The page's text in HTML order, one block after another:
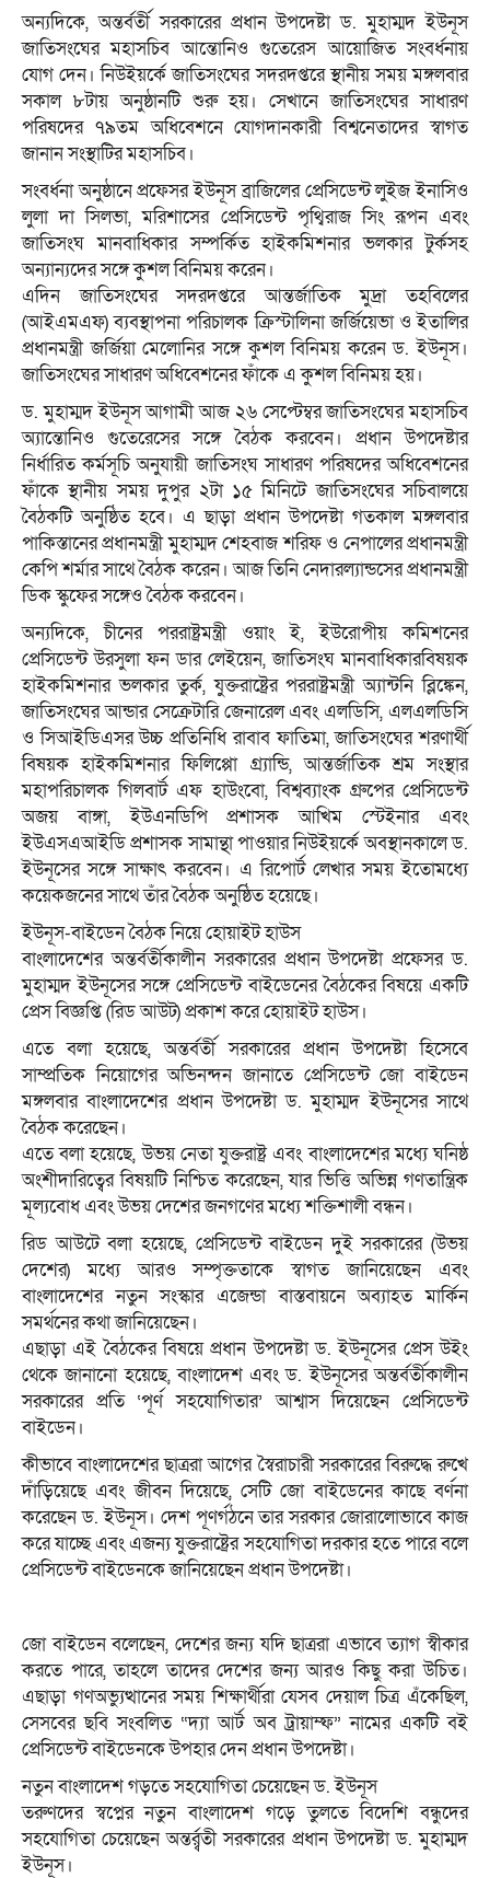
অন্যদিকে, অন্তর্বর্তী সরকারের প্রধান উপদেষ্টা ড. মুহাম্মদ ইউনূস
জাতিসংঘের মহাসচিব আন্তোনিও গুতেরেস আয়োজিত সংবর্ধনায়
যোগ দেন। নিউইয়র্কে জাতিসংঘের সদরদপ্তরে স্থানীয় সময় মঙ্গলবার
সকাল ৮টায় অনুষ্ঠানটি শুরু হয়। সেখানে জাতিসংঘের সাধারণ
পরিষদের ৭৯তম অধিবেশনে যোগদানকারী বিশ্বনেতাদের স্বাগত
জানান সংস্থাটির মহাসচিব।
সংবর্ধনা অনুষ্ঠানে প্রফেসর ইউনূস ব্রাজিলের প্রেসিডেন্ট লুইজ ইনাসিও
লুলা দা সিলভা, মরিশাসের প্রেসিডেন্ট পৃথ্বিরাজ সিং রূপন এবং
জাতিসংঘ মানবাধিকার সম্পর্কিত হাইকমিশনার ভলকার টুর্কসহ
অন্যান্যদের সঙ্গে কুশল বিনিময় করেন।
এদিন জাতিসংঘের সদরদপ্তরে আন্তর্জাতিক মুদ্রা তহবিলের
(আইএমএফ) ব্যবস্থাপনা পরিচালক ক্রিস্টালিনা জর্জিয়েভা ও ইতালির
প্রধানমন্ত্রী জর্জিয়া মেলোনির সঙ্গে কুশল বিনিময় করেন ড. ইউনূস।
জাতিসংঘের সাধারণ অধিবেশনের ফাঁকে এ কুশল বিনিময় হয়।
ড. মুহাম্মদ ইউনূস আগামী আজ ২৬ সেপ্টেম্বর জাতিসংঘের মহাসচিব
অ্যান্তোনিও গুতেরেসের সঙ্গে বৈঠক করবেন। প্রধান উপদেষ্টার
নির্ধারিত কর্মসূচি অনুযায়ী জাতিসংঘ সাধারণ পরিষদের অধিবেশনের
ফাঁকে স্থানীয় সময় দুপুর ২টা ১৫ মিনিটে জাতিসংঘের সচিবালয়ে
বৈঠকটি অনুষ্ঠিত হবে। এ ছাড়া প্রধান উপদেষ্টা গতকাল মঙ্গলবার
পাকিস্তানের প্রধানমন্ত্রী মুহাম্মদ শেহবাজ শরিফ ও নেপালের প্রধানমন্ত্রী
কেপি শর্মার সাথে বৈঠক করেন। আজ তিনি নেদারল্যান্ডসের প্রধানমন্ত্রী
ডিক স্কুফের সঙ্গেও বৈঠক করবেন।
অন্যদিকে, চীনের পররাষ্ট্রমন্ত্রী ওয়াং ই, ইউরোপীয় কমিশনের
প্রেসিডেন্ট উরসুলা ফন ডার লেইয়েন, জাতিসংঘ মানবাধিকারবিষয়ক
হাইকমিশনার ভলকার তুর্ক, যুক্তরাষ্ট্রের পররাষ্ট্রমন্ত্রী অ্যান্টনি ব্লিঙ্কেন,
জাতিসংঘের আন্ডার সেক্রেটারি জেনারেল এবং এলডিসি, এলএলডিসি
ও সিআইডিএসর উচ্চ প্রতিনিধি রাবাব ফাতিমা, জাতিসংঘের শরণার্থী
বিষয়ক হাইকমিশনার ফিলিপ্পো গ্র্যান্ডি, আন্তর্জাতিক শ্রম সংস্থার
মহাপরিচালক গিলবার্ট এফ হাউংবো, বিশ্বব্যাংক গ্রুপের প্রেসিডেন্ট
অজয় বাঙ্গা, ইউএনডিপি প্রশাসক আখিম স্টেইনার এবং
ইউএসএআইডি প্রশাসক সামান্থা পাওয়ার নিউইয়র্কে অবস্থানকালে ড.
ইউনূসের সঙ্গে সাক্ষাৎ করবেন। এ রিপোর্ট লেখার সময় ইতোমধ্যে
কয়েকজনের সাথে তাঁর বৈঠক অনুষ্ঠিত হয়েছে।
ইউনূস-বাইডেন বৈঠক নিয়ে হোয়াইট হাউস
বাংলাদেশের অন্তর্বর্তীকালীন সরকারের প্রধান উপদেষ্টা প্রফেসর ড.
মুহাম্মদ ইউনূসের সঙ্গে প্রেসিডেন্ট বাইডেনের বৈঠকের বিষয়ে একটি
প্রেস বিজ্ঞপ্তি (রিড আউট) প্রকাশ করে হোয়াইট হাউস।
এতে বলা হয়েছে, অন্তর্বর্তী সরকারের প্রধান উপদেষ্টা হিসেবে
সাম্প্রতিক নিয়োগের অভিনন্দন জানাতে প্রেসিডেন্ট জো বাইডেন
মঙ্গলবার বাংলাদেশের প্রধান উপদেষ্টা ড. মুহাম্মদ ইউনূসের সাথে
বৈঠক করেছেন।
এতে বলা হয়েছে, উভয় নেতা যুক্তরাষ্ট্র এবং বাংলাদেশের মধ্যে ঘনিষ্ঠ
অংশীদারিত্বের বিষয়টি নিশ্চিত করেছেন, যার ভিত্তি অভিন্ন গণতান্ত্রিক
মূল্যবোধ এবং উভয় দেশের জনগণের মধ্যে শক্তিশালী বন্ধন।
রিড আউটে বলা হয়েছে, প্রেসিডেন্ট বাইডেন দুই সরকারের (উভয়
দেশের) মধ্যে আরও সম্পৃক্ততাকে স্বাগত জানিয়েছেন এবং
বাংলাদেশের নতুন সংস্কার এজেন্ডা বাস্তবায়নে অব্যাহত মার্কিন
সমর্থনের কথা জানিয়েছেন।
এছাড়া এই বৈঠকের বিষয়ে প্রধান উপদেষ্টা ড. ইউনূসের প্রেস উইং
থেকে জানানো হয়েছে, বাংলাদেশ এবং ড. ইউনূসের অন্তর্বর্তীকালীন
সরকারের প্রতি ‘পূর্ণ সহযোগিতার’ আশ্বাস দিয়েছেন প্রেসিডেন্ট
বাইডেন।
কীভাবে বাংলাদেশের ছাত্ররা আগের স্বৈরাচারী সরকারের বিরুদ্ধে রুখে
দাঁড়িয়েছে এবং জীবন দিয়েছে, সেটি জো বাইডেনের কাছে বর্ণনা
করেছেন ড. ইউনূস। দেশ পূণর্গঠনে তার সরকার জোরালোভাবে কাজ
করে যাচ্ছে এবং এজন্য যুক্তরাষ্ট্রের সহযোগিতা দরকার হতে পারে বলে
প্রেসিডেন্ট বাইডেনকে জানিয়েছেন প্রধান উপদেষ্টা।
জো বাইডেন বলেছেন, দেশের জন্য যদি ছাত্ররা এভাবে ত্যাগ স্বীকার
করতে পারে, তাহলে তাদের দেশের জন্য আরও কিছু করা উচিত।
এছাড়া গণঅভ্যুত্থানের সময় শিক্ষার্থীরা যেসব দেয়াল চিত্র এঁকেছিল,
সেসবের ছবি সংবলিত “দ্যা আর্ট অব ট্রায়াম্ফ” নামের একটি বই
প্রেসিডেন্ট বাইডেনকে উপহার দেন প্রধান উপদেষ্টা।
নতুন বাংলাদেশ গড়তে সহযোগিতা চেয়েছেন ড. ইউনূস
তরুণদের স্বপ্নের নতুন বাংলাদেশ গড়ে তুলতে বিদেশি বন্ধুদের
সহযোগিতা চেয়েছেন অন্তর্র্বতী সরকারের প্রধান উপদেষ্টা ড. মুহাম্মদ
ইউনূস।